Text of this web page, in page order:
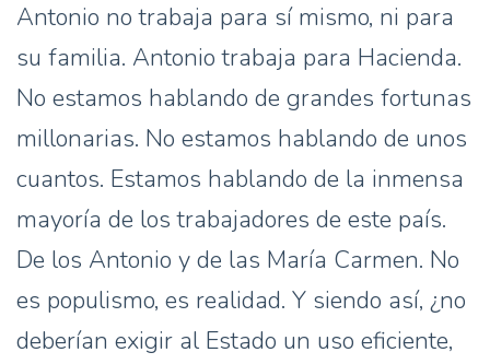
Antonio no trabaja para sí mismo, ni para
su familia. Antonio trabaja para Hacienda.
No estamos hablando de grandes fortunas
millonarias. No estamos hablando de unos
cuantos. Estamos hablando de la inmensa
mayoría de los trabajadores de este país.
De los Antonio y de las María Carmen. No
es populismo, es realidad. Y siendo así, ¿no
deberían exigir al Estado un uso eficiente,